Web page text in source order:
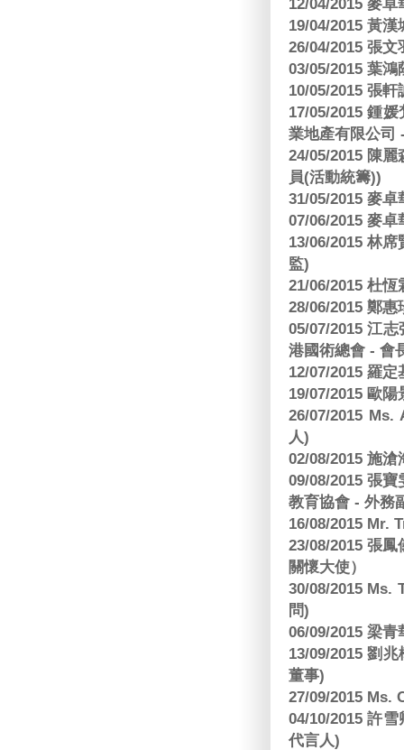
12/04/2015 麥
19/04/2015 黃
26/04/2015 張
03/05/2015 葉
10/05/2015 張
17/05/2015 鍾
業地產有限公司
24/05/2015 陳
員(活動統籌))
31/05/2015 麥
07/06/2015 麥
13/06/2015 林
監)
21/06/2015 杜
28/06/2015 鄭
05/07/2015 江
港國術總會 - 會
12/07/2015 羅
19/07/2015 歐
26/07/2015
人)
02/08/2015 施
09/08/2015 張
教育協會 - 外務
16/08/2015 Mr.
23/08/2015 張
關懷大使）
30/08/2015 Ms.
問)
06/09/2015 梁
13/09/2015 劉
董事)
27/09/2015 Ms.
04/10/2015 許
代言人)